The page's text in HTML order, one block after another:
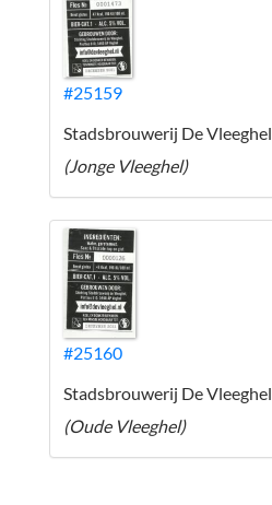
#25159
Stadsbrouwerij De Vleeghel
(Jonge Vleeghel)
#25160
Stadsbrouwerij De Vleeghel
(Oude Vleeghel)